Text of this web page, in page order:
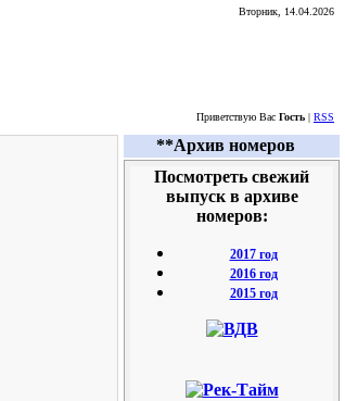
Вторник, 14.04.2026
Приветствую Вас Гость | RSS
**Архив номеров
Посмотреть свежий
выпуск в архиве
номеров:
2017 год
2016 год
2015 год